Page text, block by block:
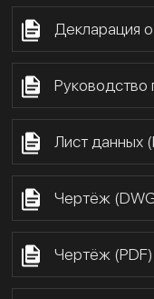
Декларация
Руководство
Лист данных
Чертёж
Чертёж (PDF)